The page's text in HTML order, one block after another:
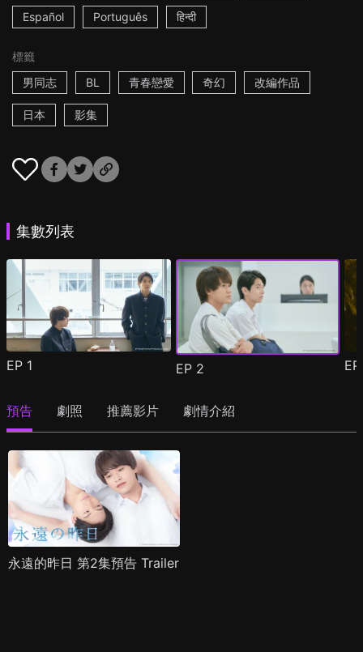
Español Português हिन्दी
標籤
男同志
BL 青春戀愛 奇幻 改編作品
日本 影集
集數列表
EP 1 EP 2
預告 劇照 推薦影片 劇情介紹
永遠的昨日 第2集預告 Trailer